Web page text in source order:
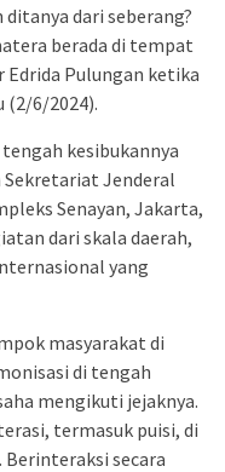
dari seberang?
berada di tempat
Edrida Pulungan ketika
(2/6/2024).
kesibukannya
Sekretariat Jenderal
Senayan, Jakarta,
dari skala daerah,
yang
masyarakat di
di tengah
mengikuti jejaknya.
termasuk puisi, di
secara